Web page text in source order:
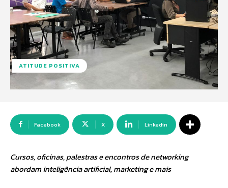
ATITUDE POSITIVA
Facebook X Linkedin
Cursos, oficinas, palestras e encontros de networking
abordam inteligência artificial, marketing e mais